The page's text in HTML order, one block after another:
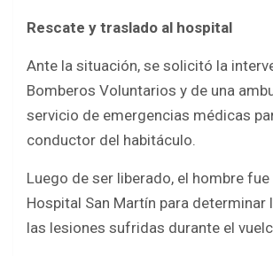
Rescate y traslado al hospital
Ante la situación, se solicitó la
Bomberos Voluntarios y de una
servicio de emergencias médicas
conductor del habitáculo.
Luego de ser liberado, el hombre
Hospital San Martín para determinar
las lesiones sufridas durante el